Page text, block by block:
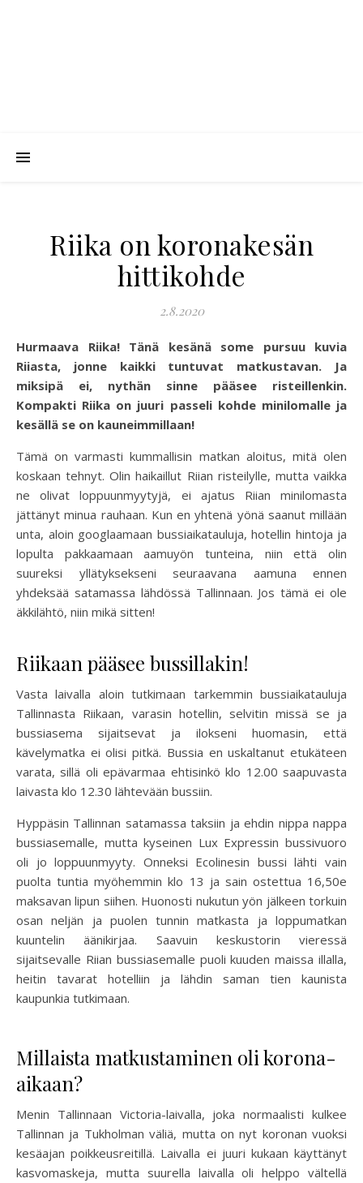
Riika on koronakesän
hittikohde
2.8.2020
Hurmaava Riika! Tänä kesänä some pursuu kuvia
Riiasta, jonne kaikki tuntuvat matkustavan. Ja
miksipä ei, nythän sinne pääsee risteillenkin.
Kompakti Riika on juuri passeli kohde minilomalle ja
kesällä se on kauneimmillaan!
Tämä on varmasti kummallisin matkan aloitus, mitä olen
koskaan tehnyt. Olin haikaillut Riian risteilylle, mutta vaikka
ne olivat loppuunmyytyjä, ei ajatus Riian minilomasta
jättänyt minua rauhaan. Kun en yhtenä yönä saanut millään
unta, aloin googlaamaan bussiaikatauluja, hotellin hintoja ja
lopulta pakkaamaan aamuyön tunteina, niin että olin
suureksi yllätyksekseni seuraavana aamuna ennen
yhdeksää satamassa lähdössä Tallinnaan. Jos tämä ei ole
äkkilähtö, niin mikä sitten!
Riikaan pääsee bussillakin!
Vasta laivalla aloin tutkimaan tarkemmin bussiaikatauluja
Tallinnasta Riikaan, varasin hotellin, selvitin missä se ja
bussiasema sijaitsevat ja ilokseni huomasin, että
kävelymatka ei olisi pitkä. Bussia en uskaltanut etukäteen
varata, sillä oli epävarmaa ehtisinkö klo 12.00 saapuvasta
laivasta klo 12.30 lähtevään bussiin.
Hyppäsin Tallinnan satamassa taksiin ja ehdin nippa nappa
bussiasemalle, mutta kyseinen Lux Expressin bussivuoro
oli jo loppuunmyyty. Onneksi Ecolinesin bussi lähti vain
puolta tuntia myöhemmin klo 13 ja sain ostettua 16,50e
maksavan lipun siihen. Huonosti nukutun yön jälkeen torkuin
osan neljän ja puolen tunnin matkasta ja loppumatkan
kuuntelin äänikirjaa. Saavuin keskustorin vieressä
sijaitsevalle Riian bussiasemalle puoli kuuden maissa illalla,
heitin tavarat hotelliin ja lähdin saman tien kaunista
kaupunkia tutkimaan.
Millaista matkustaminen oli korona-
aikaan?
Menin Tallinnaan Victoria-laivalla, joka normaalisti kulkee
Tallinnan ja Tukholman väliä, mutta on nyt koronan vuoksi
kesäajan poikkeusreitillä. Laivalla ei juuri kukaan käyttänyt
kasvomaskeja, mutta suurella laivalla oli helppo vältellä